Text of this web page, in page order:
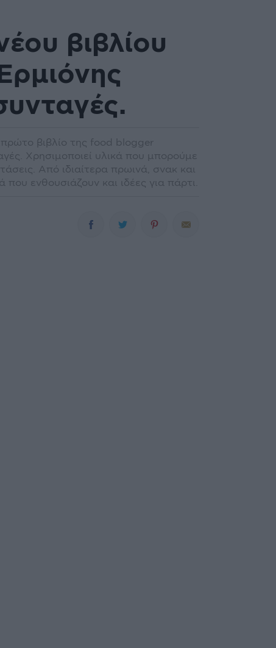
βιβλίου
βιβλίο της food blogger
Χρησιμοποιεί υλικά που μπορούμε
Από ιδιαίτερα πρωινά, σνακ και
ενθουσιάζουν και ιδέες για πάρτι.